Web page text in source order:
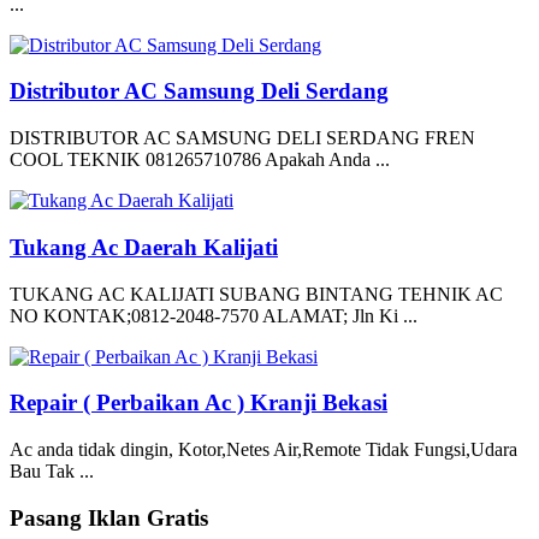
Distributor AC Samsung Deli Serdang
DISTRIBUTOR AC SAMSUNG DELI SERDANG FREN
COOL TEKNIK 081265710786 Apakah Anda ...
Tukang Ac Daerah Kalijati
TUKANG AC KALIJATI SUBANG BINTANG TEHNIK AC
NO KONTAK;0812-2048-7570 ALAMAT; Jln Ki ...
Repair ( Perbaikan Ac ) Kranji Bekasi
Ac anda tidak dingin, Kotor,Netes Air,Remote Tidak Fungsi,Udara
Bau Tak ...
Pasang Iklan Gratis